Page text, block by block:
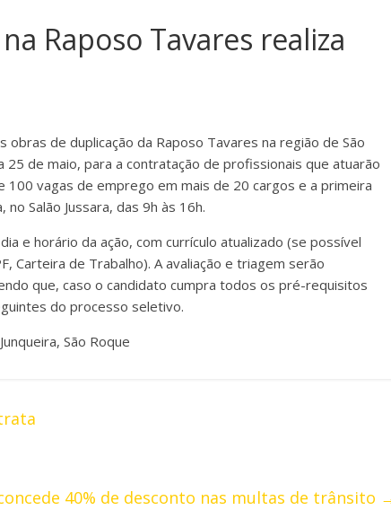
Raposo Tavares realiza
de duplicação da Raposo Tavares na região de São
de maio, para a contratação de profissionais que atuarão
100 vagas de emprego em mais de 20 cargos e a primeira
Salão Jussara, das 9h às 16h.
e horário da ação, com currículo atualizado (se possível
Carteira de Trabalho). A avaliação e triagem serão
que, caso o candidato cumpra todos os pré-requisitos
do processo seletivo.
São Roque
40% de desconto nas multas de trânsito